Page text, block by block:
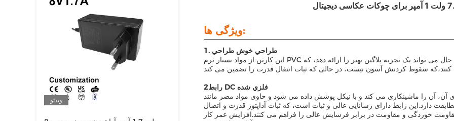
ویدئو
ویژگی ها:
1. طراحي خوش طراحي
این کارتن از مواد بسیار نرم PVC ساخته شده است، که آسان نیست شکسته شود. در عین حال می تواند یک تجربه پلاگین بهتر را ارائه دهد، که
2رابط DC فلزي شده
آن را ماشینکاری می کند و با نیکل پوشش داده می شود و حاوی مواد مضر مانند
دارد.این رابط دارای رسانایی عالی و ثبات است، که ثبات آداپتور قدرت و اتصال
خوردگی و مقاومت در برابر فرسایش عالی را فراهم می کنند.افزایش عمر کار